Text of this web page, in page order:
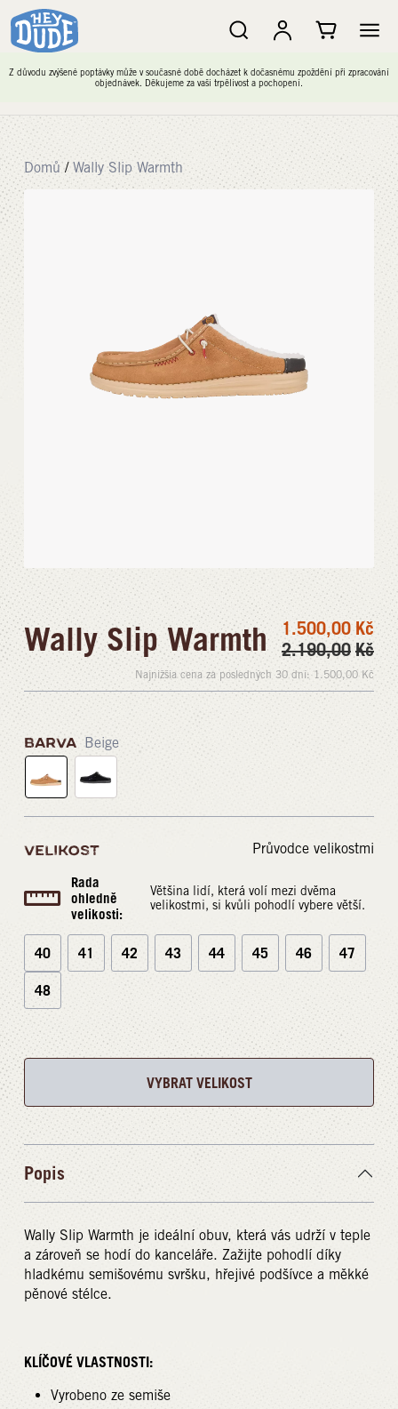
Z důvodu zvýšené poptávky může v současné době docházet k dočasnému zpoždění při zpracování
objednávek. Děkujeme za vaši trpělivost a pochopení.
Domů / Wally Slip Warmth
Wally Slip Warmth 1.500,00 Kč
2.190,00 Kč
Najnižšia cena za posledných 30 dní: 1.500,00 Kč
BARVA Beige
VELIKOST Průvodce velikostmi
Rada
ohledně
velikosti:
Většina lidí, která volí mezi dvěma
velikostmi, si kvůli pohodlí vybere větší.
40 41 42 43 44 45 46 47
48
VYBRAT VELIKOST
Popis
Wally Slip Warmth je ideální obuv, která vás udrží v teple
a zároveň se hodí do kanceláře. Zažijte pohodlí díky
hladkému semišovému svršku, hřejivé podšívce a měkké
pěnové stélce.
KLÍČOVÉ VLASTNOSTI:
Vyrobeno ze semiše